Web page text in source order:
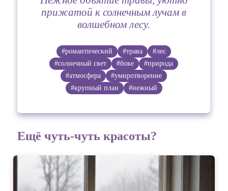
прижатой к солнечным лучам в
волшебном лесу.
#романтический #трава
#лес
#солнечный свет
#боке
#природа
#атмосфера
#умиротворение
#крупный план
#нежный
Ещё чуть-чуть красоты?